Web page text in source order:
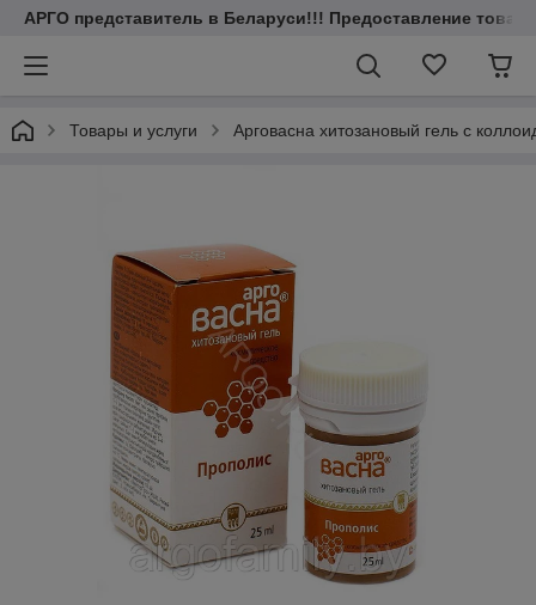
АРГО представитель в Беларуси!!! Предоставление
Товары и услуги Арговасна хитозановый гель с